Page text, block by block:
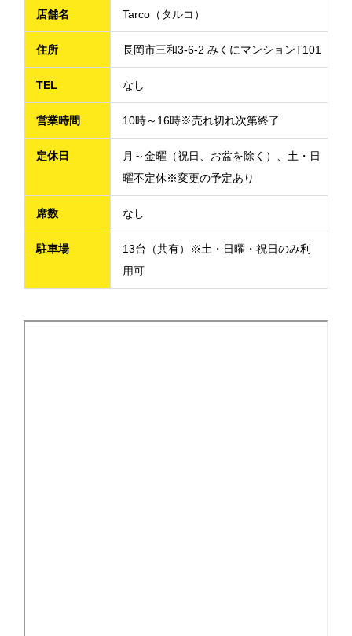
店舗名 Tarco（タルコ）
住所 長岡市三和3-6-2 みくにマンションT101
TEL なし
営業時間 10時～16時※売れ切れ次第終了
定休日
月～金曜（祝日、お盆を除く）、土・日
曜不定休※変更の予定あり
席数 なし
駐車場
13台（共有）※土・日曜・祝日のみ利
用可